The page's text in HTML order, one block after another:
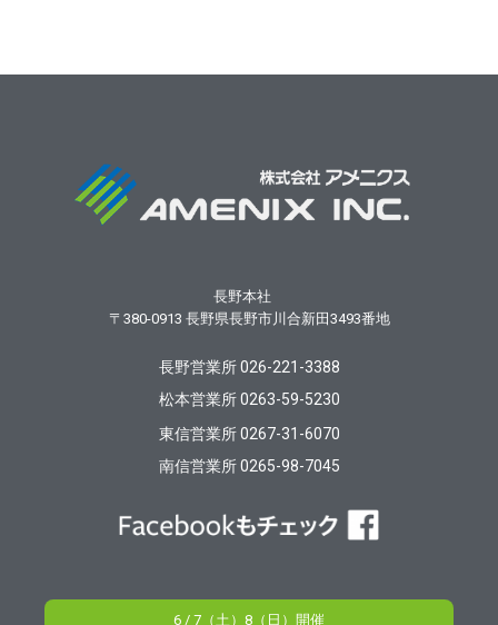
長野本社
〒380-0913 長野県長野市川合新田3493番地
長野営業所 026-221-3388
松本営業所 0263-59-5230
東信営業所 0267-31-6070
南信営業所 0265-98-7045
6 / 7（土）8（日）開催